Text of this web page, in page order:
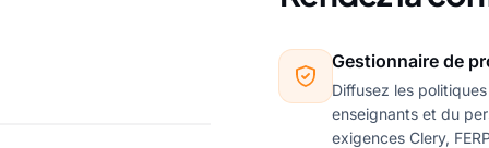
Gestionnaire de
Diffusez les
enseignants et du
exigences Clery,